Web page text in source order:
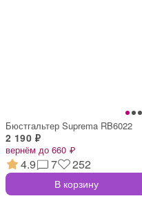
Бюстгальтер Suprema RB6022
2 190 ₽
вернём до 660 ₽
4.9 7 252
В корзину